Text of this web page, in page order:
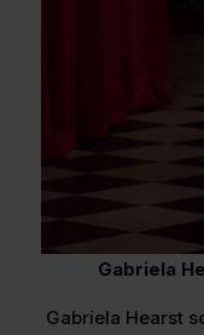
Gabriela
Gabriela Hearst